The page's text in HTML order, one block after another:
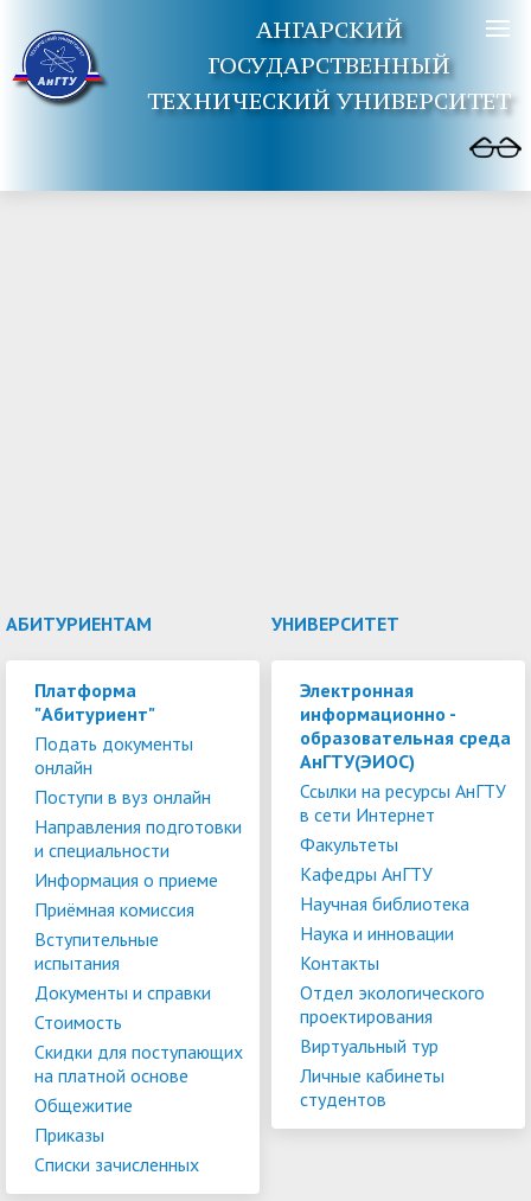
АНГАРСКИЙ
ГОСУДАРСТВЕННЫЙ
ТЕХНИЧЕСКИЙ УНИВЕРСИТЕТ
АБИТУРИЕНТАМ
Платформа
"Абитуриент"
Подать документы
онлайн
Поступи в вуз онлайн
Направления подготовки
и специальности
Информация о приеме
Приёмная комиссия
Вступительные
испытания
Документы и справки
Стоимость
Скидки для поступающих
на платной основе
Общежитие
Приказы
Списки зачисленных
УНИВЕРСИТЕТ
Электронная
информационно -
образовательная среда
АнГТУ(ЭИОС)
Ссылки на ресурсы АнГТУ
в сети Интернет
Факультеты
Кафедры АнГТУ
Научная библиотека
Наука и инновации
Контакты
Отдел экологического
проектирования
Виртуальный тур
Личные кабинеты
студентов